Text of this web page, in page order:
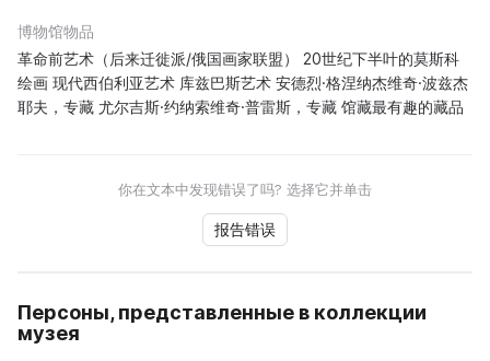
博物馆物品
革命前艺术（后来迁徙派/俄国画家联盟） 20世纪下半叶的莫斯科
绘画 现代西伯利亚艺术 库兹巴斯艺术 安德烈·格涅纳杰维奇·波兹杰
耶夫，专藏 尤尔吉斯·约纳索维奇·普雷斯，专藏 馆藏最有趣的藏品
你在文本中发现错误了吗? 选择它并单击
报告错误
Персоны, представленные в коллекции
музея